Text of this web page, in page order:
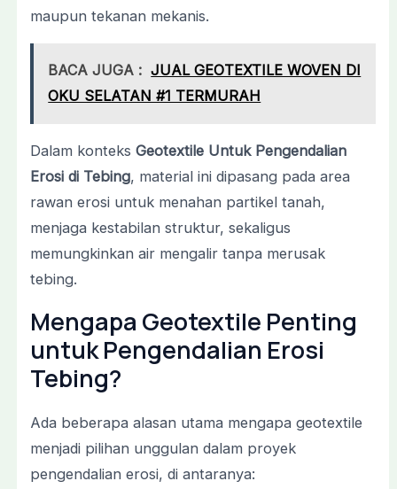
maupun tekanan mekanis.
BACA JUGA : JUAL GEOTEXTILE WOVEN DI
OKU SELATAN #1 TERMURAH
Dalam konteks Geotextile Untuk Pengendalian
Erosi di Tebing, material ini dipasang pada area
rawan erosi untuk menahan partikel tanah,
menjaga kestabilan struktur, sekaligus
memungkinkan air mengalir tanpa merusak
tebing.
Mengapa Geotextile Penting
untuk Pengendalian Erosi
Tebing?
Ada beberapa alasan utama mengapa geotextile
menjadi pilihan unggulan dalam proyek
pengendalian erosi, di antaranya: